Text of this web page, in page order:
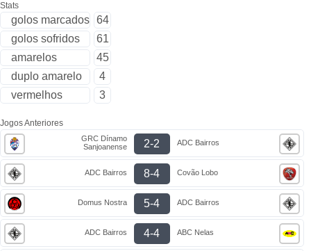
Stats
golos marcados 64
golos sofridos
61
amarelos
45
duplo amarelo
4
vermelhos
3
Jogos Anteriores
GRC Dínamo
Sanjoanense
2-2 ADC Bairros
ADC Bairros 8-4 Covão Lobo
Domus Nostra 5-4 ADC Bairros
ADC Bairros 4-4 ABC Nelas